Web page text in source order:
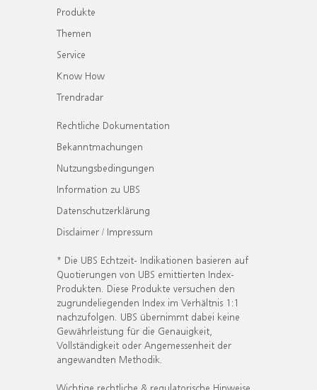
Produkte
Themen
Service
Know How
Trendradar
Rechtliche Dokumentation
Bekanntmachungen
Nutzungsbedingungen
Information zu UBS
Datenschutzerklärung
Disclaimer / Impressum
* Die UBS Echtzeit- Indikationen basieren auf
Quotierungen von UBS emittierten Index-
Produkten. Diese Produkte versuchen den
zugrundeliegenden Index im Verhältnis 1:1
nachzufolgen. UBS übernimmt dabei keine
Gewährleistung für die Genauigkeit,
Vollständigkeit oder Angemessenheit der
angewandten Methodik.